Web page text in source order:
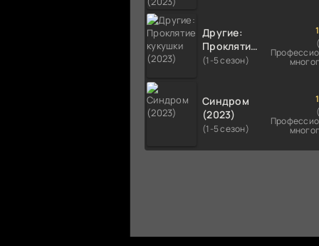
Другие:
Проклятие
кукушки
(1-5 сезон)
Синдром
(2023)
(1-5 сезон)